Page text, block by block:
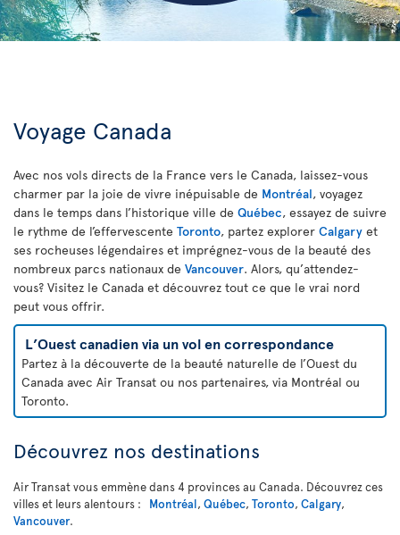
Voyage Canada
Avec nos vols directs de la France vers le Canada, laissez-vous
charmer par la joie de vivre inépuisable de Montréal, voyagez
dans le temps dans l’historique ville de Québec, essayez de suivre
le rythme de l’effervescente Toronto, partez explorer Calgary et
ses rocheuses légendaires et imprégnez-vous de la beauté des
nombreux parcs nationaux de Vancouver. Alors, qu’attendez-
vous? Visitez le Canada et découvrez tout ce que le vrai nord
peut vous offrir.
L’Ouest canadien via un vol en correspondance
Partez à la découverte de la beauté naturelle de l’Ouest du
Canada avec Air Transat ou nos partenaires, via Montréal ou
Toronto.
Découvrez nos destinations
Air Transat vous emmène dans 4 provinces au Canada. Découvrez ces
villes et leurs alentours : Montréal, Québec, Toronto, Calgary,
Vancouver.